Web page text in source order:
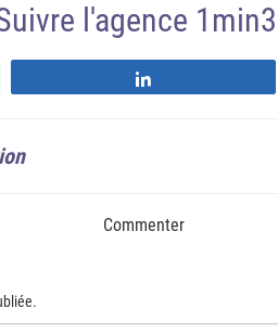
l'agence
Commenter